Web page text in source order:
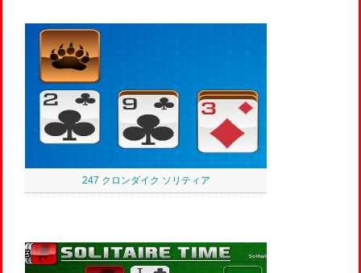
247 クロンダイク ソリティア